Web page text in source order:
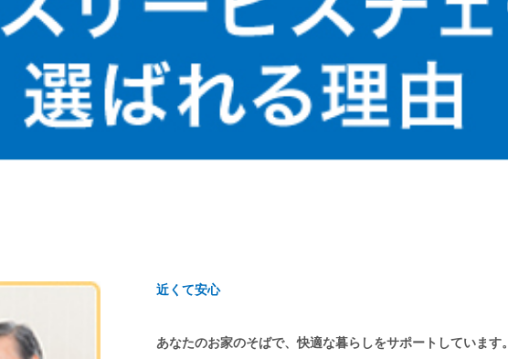
近くて安心
あなたのお家のそばで、快適な暮らしをサポートしています。